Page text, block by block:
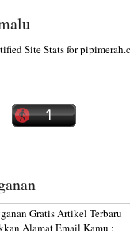
Gratis Artikel Terbaru
Alamat Email Kamu :